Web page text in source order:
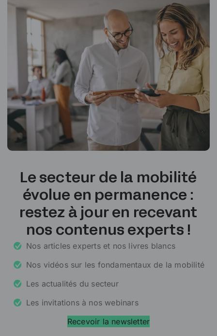
Le secteur de la mobilité
évolue en permanence :
restez à jour en recevant
nos contenus experts !
Nos articles experts et nos livres blancs
Nos vidéos sur les fondamentaux de la mobilité
Les actualités du secteur
Les invitations à nos webinars
Recevoir la newsletter